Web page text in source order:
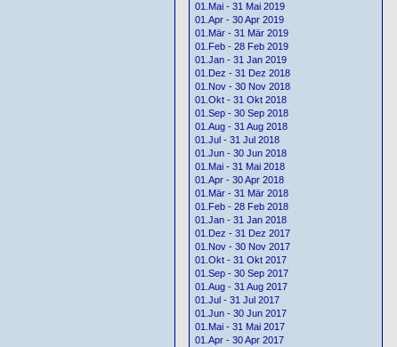
01.Mai - 31 Mai 2019
01.Apr - 30 Apr 2019
01.Mär - 31 Mär 2019
01.Feb - 28 Feb 2019
01.Jan - 31 Jan 2019
01.Dez - 31 Dez 2018
01.Nov - 30 Nov 2018
01.Okt - 31 Okt 2018
01.Sep - 30 Sep 2018
01.Aug - 31 Aug 2018
01.Jul - 31 Jul 2018
01.Jun - 30 Jun 2018
01.Mai - 31 Mai 2018
01.Apr - 30 Apr 2018
01.Mär - 31 Mär 2018
01.Feb - 28 Feb 2018
01.Jan - 31 Jan 2018
01.Dez - 31 Dez 2017
01.Nov - 30 Nov 2017
01.Okt - 31 Okt 2017
01.Sep - 30 Sep 2017
01.Aug - 31 Aug 2017
01.Jul - 31 Jul 2017
01.Jun - 30 Jun 2017
01.Mai - 31 Mai 2017
01.Apr - 30 Apr 2017